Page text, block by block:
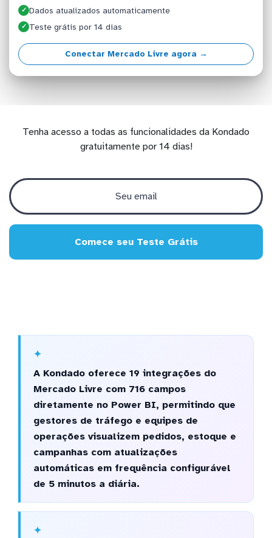
✓ Dados atualizados automaticamente
✓ Teste grátis por 14 dias
Conectar Mercado Livre agora →
Tenha acesso a todas as funcionalidades da Kondado
gratuitamente por 14 dias!
Comece seu Teste Grátis
A Kondado oferece 19 integrações do
Mercado Livre com 716 campos
diretamente no Power BI, permitindo que
gestores de tráfego e equipes de
operações visualizem pedidos, estoque e
campanhas com atualizações
automáticas em frequência configurável
de 5 minutos a diária.